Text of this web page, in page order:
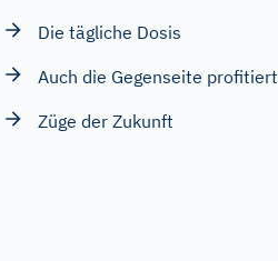
Die tägliche Dosis
Auch die Gegenseite profitiert
Züge der Zukunft